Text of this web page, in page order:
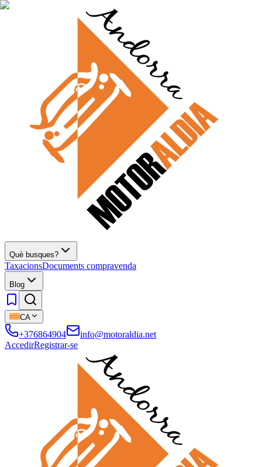
Què busques?
TaxacionsDocuments compravenda
Blog
CA
+376864904
info@motoraldia.net
AccedirRegistrar-se